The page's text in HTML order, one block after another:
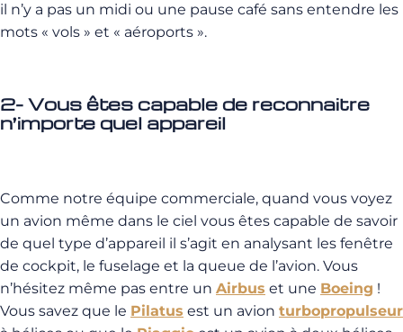
il n’y a pas un midi ou une pause café sans entendre les
mots « vols » et « aéroports ».
2- Vous êtes capable de reconnaitre
n’importe quel appareil
Comme notre équipe commerciale, quand vous voyez
un avion même dans le ciel vous êtes capable de savoir
de quel type d’appareil il s’agit en analysant les fenêtre
de cockpit, le fuselage et la queue de l’avion. Vous
n’hésitez même pas entre un Airbus et une Boeing !
Vous savez que le Pilatus est un avion turbopropulseur